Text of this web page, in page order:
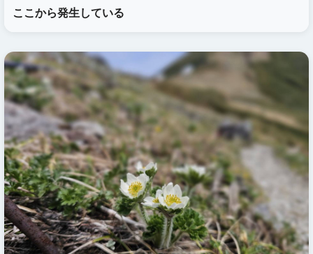
ここから発生している